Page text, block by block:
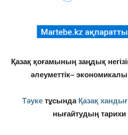
Қазақ қоғамының заңдық
әлеуметтік–
Тәуке тұсында Қазақ
нығайтудың